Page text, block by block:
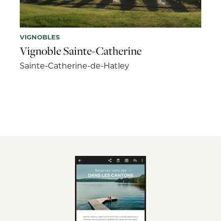
VIGNOBLES
Vignoble Sainte-Catherine
Sainte-Catherine-de-Hatley